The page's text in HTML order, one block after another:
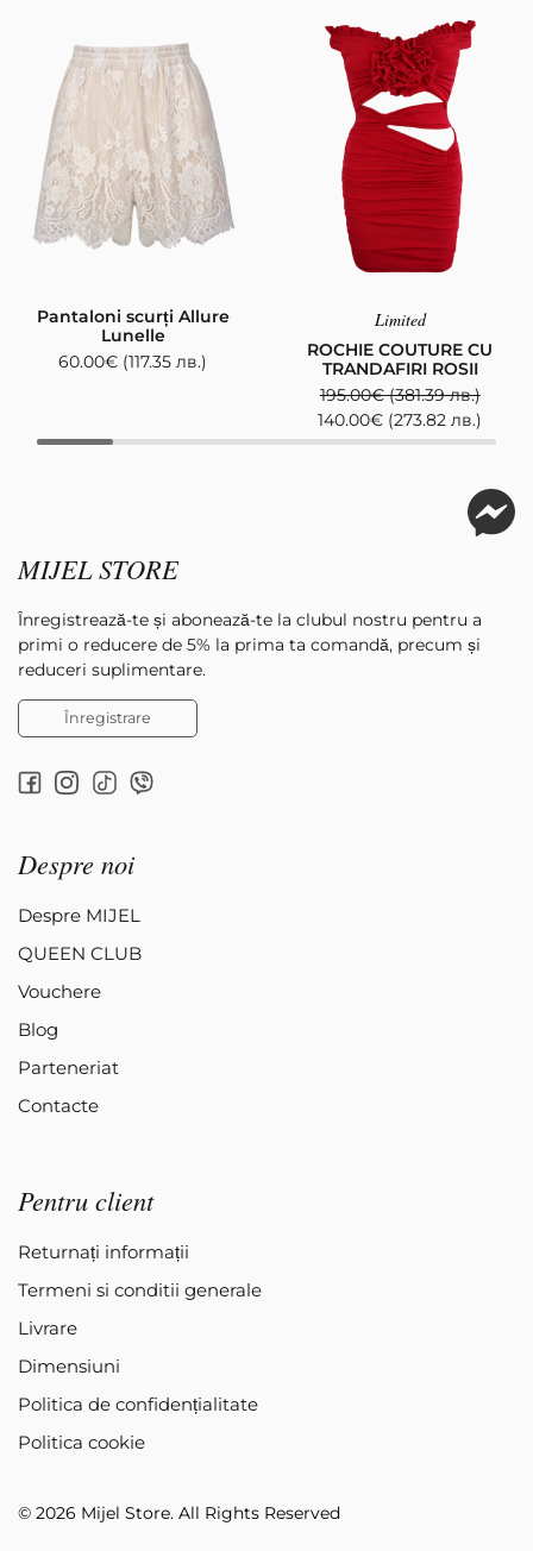
Pantaloni scurți Allure
Lunelle
60.00€ (117.35 лв.)
Limited
ROCHIE COUTURE CU
TRANDAFIRI ROSII
195.00€ (381.39 лв.)
140.00€ (273.82 лв.)
MIJEL STORE
Înregistrează-te și abonează-te la clubul nostru pentru a
primi o reducere de 5% la prima ta comandă, precum și
reduceri suplimentare.
Înregistrare
Despre noi
Despre MIJEL
QUEEN CLUB
Vouchere
Blog
Parteneriat
Contacte
Pentru client
Returnați informații
Termeni si conditii generale
Livrare
Dimensiuni
Politica de confidențialitate
Politica cookie
© 2026 Mijel Store. All Rights Reserved